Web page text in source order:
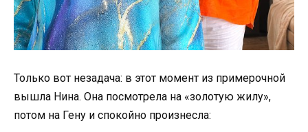
Только вот незадача: в этот момент из примерочной
вышла Нина. Она посмотрела на «золотую жилу»,
потом на Гену и спокойно произнесла: